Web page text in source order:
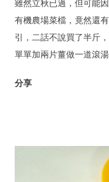
雖然立秋已過，但可能
有機農場菜檔，竟然還
引，二話不說買了半斤
單單加兩片薑做一道滾
分享